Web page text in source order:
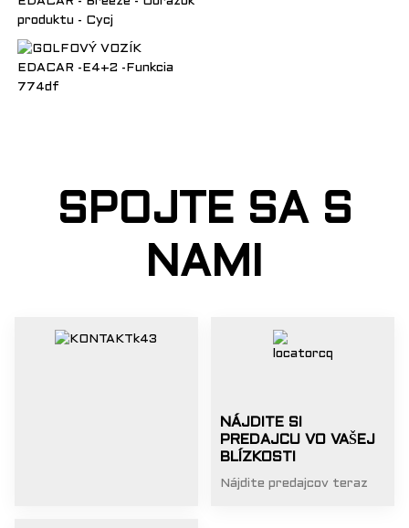
SPOJTE SA S
NAMI
NÁJDITE SI
PREDAJCU VO VAŠEJ
BLÍZKOSTI
Nájdite predajcov teraz